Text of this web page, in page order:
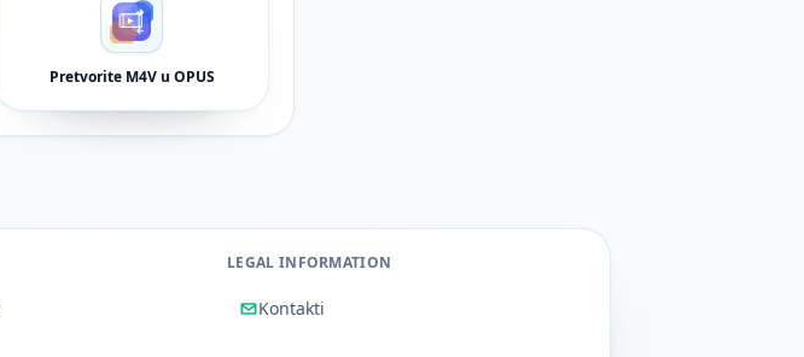
Pretvorite M4V u OPUS
LEGAL INFORMATION
Kontakti